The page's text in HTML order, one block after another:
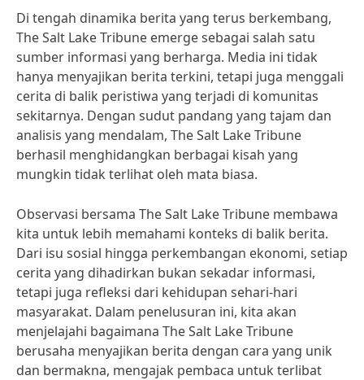
Di tengah dinamika berita yang terus berkembang,
The Salt Lake Tribune emerge sebagai salah satu
sumber informasi yang berharga. Media ini tidak
hanya menyajikan berita terkini, tetapi juga menggali
cerita di balik peristiwa yang terjadi di komunitas
sekitarnya. Dengan sudut pandang yang tajam dan
analisis yang mendalam, The Salt Lake Tribune
berhasil menghidangkan berbagai kisah yang
mungkin tidak terlihat oleh mata biasa.
Observasi bersama The Salt Lake Tribune membawa
kita untuk lebih memahami konteks di balik berita.
Dari isu sosial hingga perkembangan ekonomi, setiap
cerita yang dihadirkan bukan sekadar informasi,
tetapi juga refleksi dari kehidupan sehari-hari
masyarakat. Dalam penelusuran ini, kita akan
menjelajahi bagaimana The Salt Lake Tribune
berusaha menyajikan berita dengan cara yang unik
dan bermakna, mengajak pembaca untuk terlibat